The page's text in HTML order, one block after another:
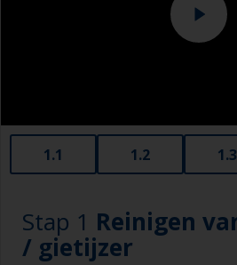
1.1 1.2 1.3
Stap 1 Reinigen
/ gietijzer